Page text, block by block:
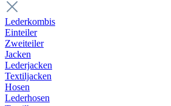
Lederkombis
Einteiler
Zweiteiler
Jacken
Lederjacken
Textiljacken
Hosen
Lederhosen